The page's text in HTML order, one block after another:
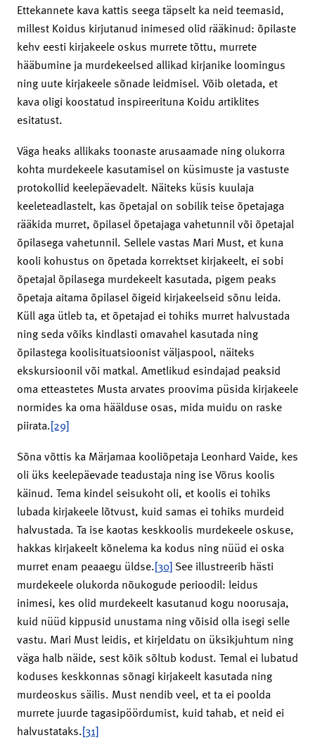
Ettekannete kava kattis seega täpselt ka neid teemasid,
millest Koidus kirjutanud inimesed olid rääkinud: õpilaste
kehv eesti kirjakeele oskus murrete tõttu, murrete
hääbumine ja murdekeelsed allikad kirjanike loomingus
ning uute kirjakeele sõnade leidmisel. Võib oletada, et
kava oligi koostatud inspireerituna Koidu artiklites
esitatust.
Väga heaks allikaks toonaste arusaamade ning olukorra
kohta murdekeele kasutamisel on küsimuste ja vastuste
protokollid keelepäevadelt. Näiteks küsis kuulaja
keeleteadlastelt, kas õpetajal on sobilik teise õpetajaga
rääkida murret, õpilasel õpetajaga vahetunnil või õpetajal
õpilasega vahe­tunnil. Sellele vastas Mari Must, et kuna
kooli kohustus on õpetada korrektset kirjakeelt, ei sobi
õpetajal õpilasega murdekeelt kasutada, pigem peaks
õpetaja aitama õpilasel õigeid kirjakeelseid sõnu leida.
Küll aga ütleb ta, et õpetajad ei tohiks murret halvustada
ning seda võiks kindlasti omavahel kasutada ning
õpilastega koolisituatsioonist väljaspool, näiteks
ekskursioonil või matkal. Ametlikud esindajad peaksid
oma etteastetes Musta arvates proovima püsida kirjakeele
normides ka oma häälduse osas, mida muidu on raske
piirata.[29]
Sõna võttis ka Märjamaa kooliõpetaja Leonhard Vaide, kes
oli üks keelepäevade teadustaja ning ise Võrus koolis
käinud. Tema kindel seisukoht oli, et koolis ei tohiks
lubada kirjakeele lõtvust, kuid samas ei tohiks murdeid
halvustada. Ta ise kaotas keskkoolis murdekeele oskuse,
hakkas kirjakeelt kõnelema ka kodus ning nüüd ei oska
murret enam peaaegu üldse.[30] See illustreerib hästi
murdekeele olukorda nõukogude perioodil: leidus
inimesi, kes olid murdekeelt kasutanud kogu noorusaja,
kuid nüüd kippusid unustama ning võisid olla isegi selle
vastu. Mari Must leidis, et kirjeldatu on üksikjuhtum ning
väga halb näide, sest kõik sõltub kodust. Temal ei lubatud
koduses keskkonnas sõnagi kirjakeelt kasutada ning
murdeoskus säilis. Must nendib veel, et ta ei poolda
murrete juurde tagasipöördumist, kuid tahab, et neid ei
halvustataks.[31]